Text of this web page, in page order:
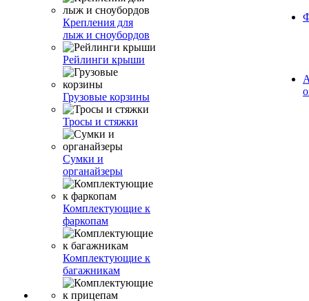
Крепления для
лыж и сноубордов
Рейлинги крыши
Грузовые корзины
Тросы и стяжки
Сумки и
органайзеры
Комплектующие к
фаркопам
Комплектующие к
багажникам